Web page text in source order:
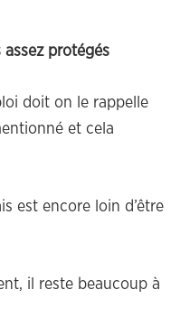
protégés
doit on le rappelle
et cela
est encore loin d’être
il reste beaucoup à